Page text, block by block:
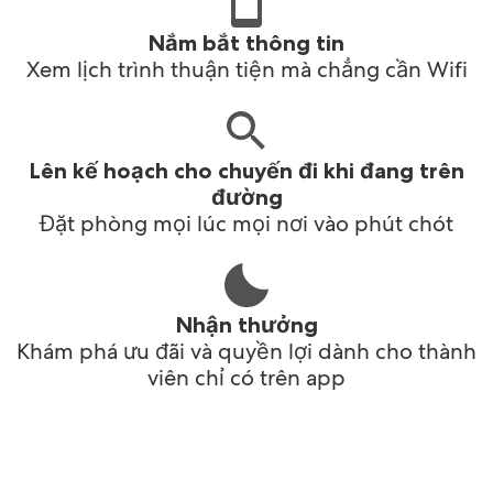
Nắm bắt thông tin
Xem lịch trình thuận tiện mà chẳng cần Wifi
Lên kế hoạch cho chuyến đi khi đang trên
đường
Đặt phòng mọi lúc mọi nơi vào phút chót
Nhận thưởng
Khám phá ưu đãi và quyền lợi dành cho thành
viên chỉ có trên app